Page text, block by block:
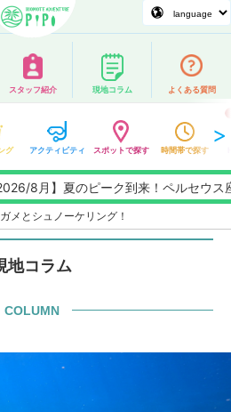
スタッフ紹介 現地コラム よくある質問
グ アクティビティ スポットで探す 時間帯で探す
】夏のピーク到来！ペルセウス座流星
メとシュノーケリング！
地コラム
COLUMN